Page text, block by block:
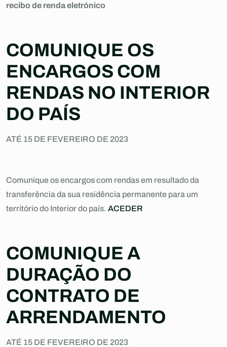
recibo de renda eletrónico
COMUNIQUE OS
ENCARGOS COM
RENDAS NO INTERIOR
DO PAÍS
ATÉ 15 DE FEVEREIRO DE 2023
Comunique os encargos com rendas em resultado da
transferência da sua residência permanente para um
território do Interior do país. ACEDER
COMUNIQUE A
DURAÇÃO DO
CONTRATO DE
ARRENDAMENTO
ATÉ 15 DE FEVEREIRO DE 2023